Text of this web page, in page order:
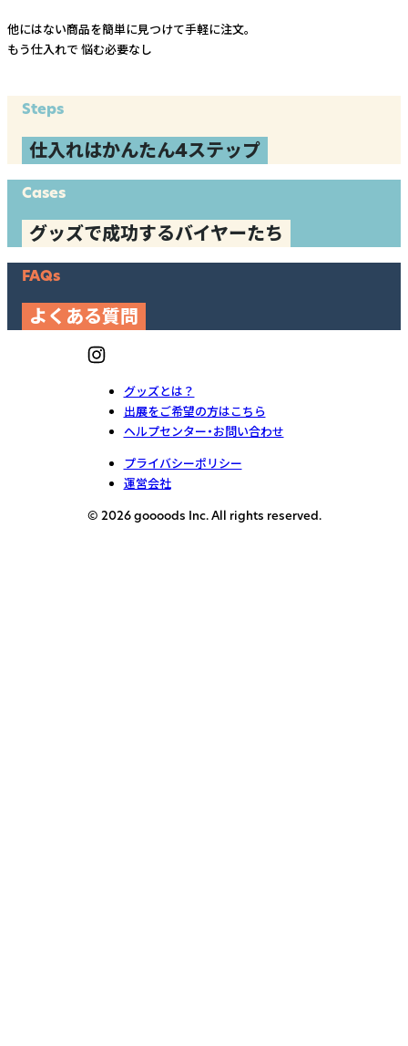
他にはない商品を簡単に見つけて手軽に注文。
もう仕入れで 悩む必要なし
Steps
仕入れはかんたん4ステップ
Cases
グッズで成功するバイヤーたち
FAQs
よくある質問
グッズとは？
出展をご希望の方はこちら
ヘルプセンター・お問い合わせ
プライバシーポリシー
運営会社
© 2026 goooods Inc. All rights reserved.